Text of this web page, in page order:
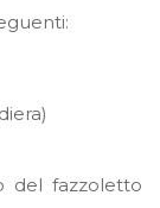
del fazzoletto